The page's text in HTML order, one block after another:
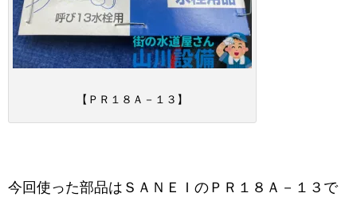
【ＰＲ１８Ａ－１３】
今回使った部品はＳＡＮＥＩのＰＲ１８Ａ－１３で